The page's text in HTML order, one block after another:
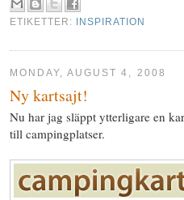
ETIKETTER: INSPIRATION
MONDAY, AUGUST 4, 2008
Ny kartsajt!
Nu har jag släppt ytterligare en
till campingplatser.